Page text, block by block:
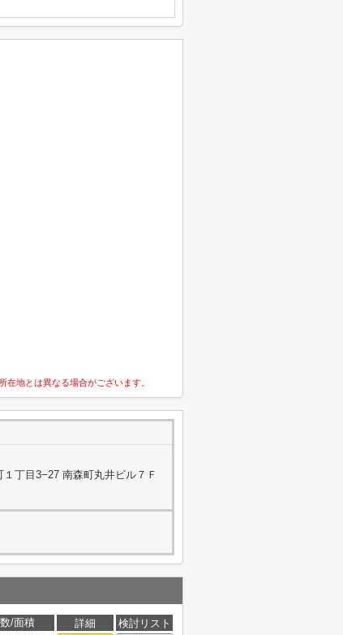
地とは異なる場合がございます。
丁目3−27 南森町丸井ビル７Ｆ
/面積 詳細
検討リスト